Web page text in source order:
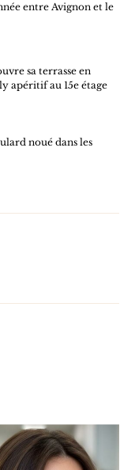
entre Avignon et le
sa terrasse en
apéritif au 15e étage
noué dans les